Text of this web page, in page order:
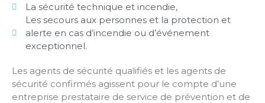
La sécurité technique et incendie,
Les secours aux personnes et la protection et
alerte en cas d’incendie ou d’événement
exceptionnel.
Les agents de sécurité qualifiés et les agents de
sécurité confirmés agissent pour le compte d’une
entreprise prestataire de service de prévention et de